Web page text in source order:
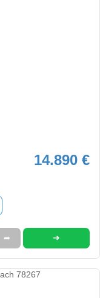
14.890 €
➦ ➜